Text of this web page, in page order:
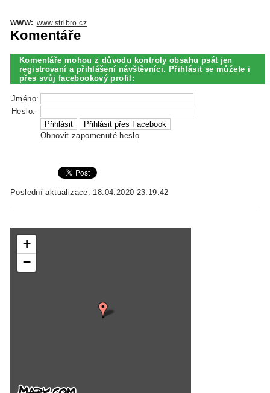
WWW: www.stribro.cz
Komentáře
Komentáře mohou z důvodu kontroly obsahu psát jen
registrovaní a přihlášení návštěvníci. Přihlásit se můžete i
přes svůj facebookový profil:
Jméno:
Heslo:
Obnovit zapomenuté heslo
Poslední aktualizace: 18.04.2020 23:19:42
+
−